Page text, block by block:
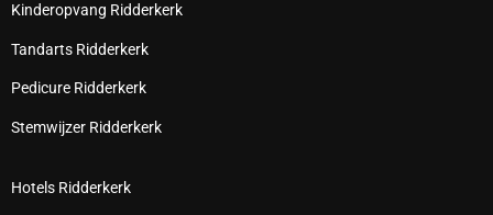
Kinderopvang Ridderkerk
Tandarts Ridderkerk
Pedicure Ridderkerk
Stemwijzer Ridderkerk
Hotels Ridderkerk